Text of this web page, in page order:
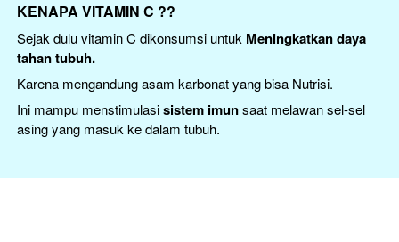
KENAPA VITAMIN C ??
Sejak dulu vitamin C dikonsumsi untuk Meningkatkan daya
tahan tubuh.
Karena mengandung asam karbonat yang bisa Nutrisi.
Ini mampu menstimulasi sistem imun saat melawan sel-sel
asing yang masuk ke dalam tubuh.